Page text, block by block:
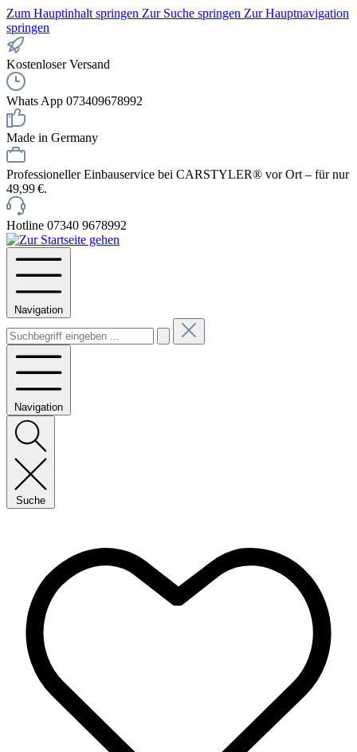
Zum Hauptinhalt springen Zur Suche springen Zur Hauptnavigation
springen
Kostenloser Versand
Whats App 073409678992
Made in Germany
Professioneller Einbauservice bei CARSTYLER® vor Ort – für nur
49,99 €.
Hotline 07340 9678992
Navigation
Navigation
Suche